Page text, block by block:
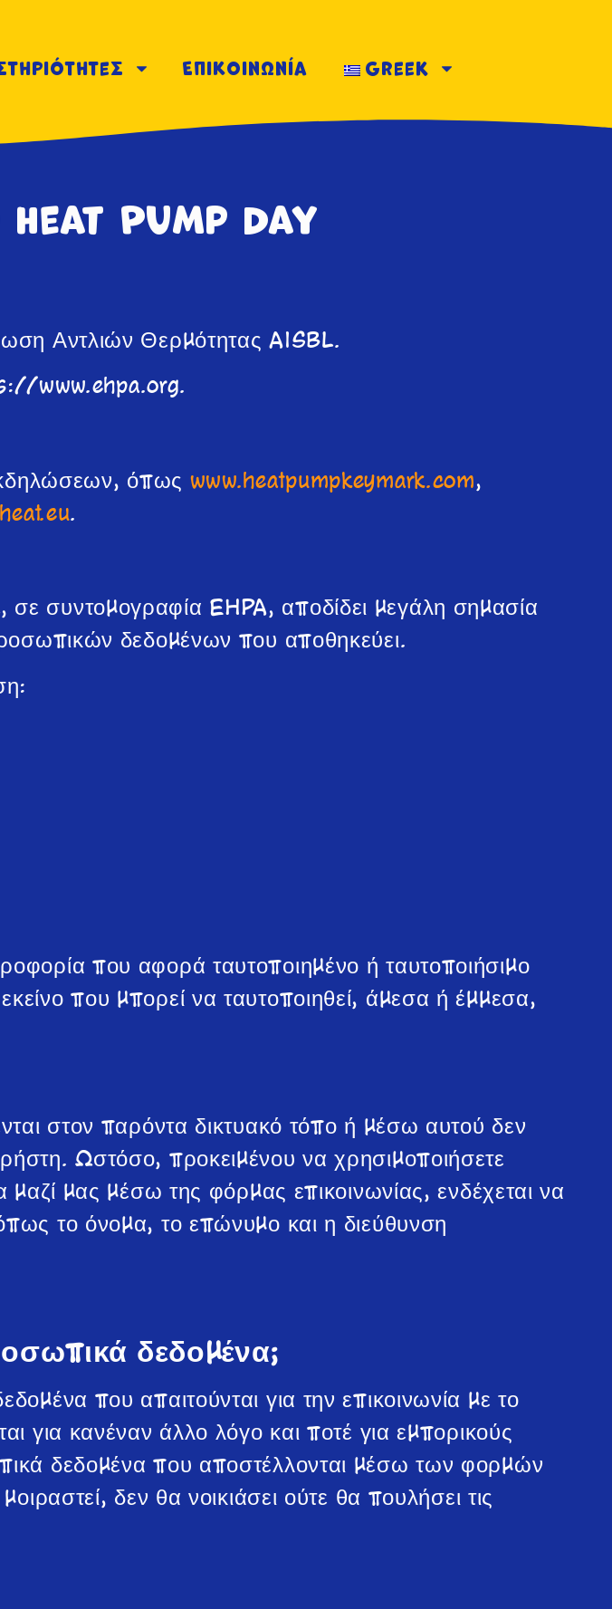
Επικοινωνία Greek
Pump Day
Αντλιών Θερμότητας AISBL.
www.ehpa.org.
όπως www.heatpumpkeymark.com,
.
συντομογραφία EHPA, αποδίδει μεγάλη σημασία
δεδομένων που αποθηκεύει.
που αφορά ταυτοποιημένο ή ταυτοποιήσιμο
που μπορεί να ταυτοποιηθεί, άμεσα ή έμμεσα,
στον παρόντα δικτυακό τόπο ή μέσω αυτού δεν
Ωστόσο, προκειμένου να χρησιμοποιήσετε
μαζί μας μέσω της φόρμας επικοινωνίας, ενδέχεται να
το όνομα, το επώνυμο και η διεύθυνση
δεδομένα;
που απαιτούνται για την επικοινωνία με το
για κανέναν άλλο λόγο και ποτέ για εμπορικούς
δεδομένα που αποστέλλονται μέσω των φορμών
δεν θα νοικιάσει ούτε θα πουλήσει τις